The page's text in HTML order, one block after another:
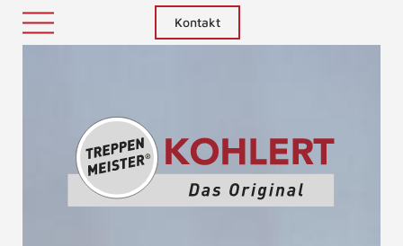
Kontakt